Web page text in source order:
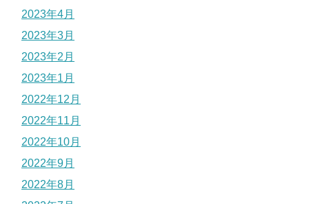
2023年4月
2023年3月
2023年2月
2023年1月
2022年12月
2022年11月
2022年10月
2022年9月
2022年8月